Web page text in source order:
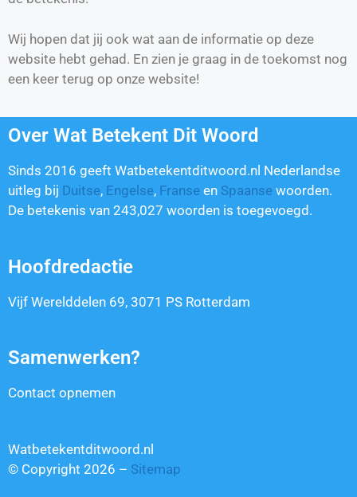
Wij hopen dat jij ook wat aan de informatie op deze
website hebt gehad. En zien je graag in de toekomst nog
een keer terug op onze website!
Over Wat Betekent Dit Woord
Sinds 2016 geeft Watbetekentditwoord.nl Nederlandse
uitleg bij Duitse, Engelse, Franse en Spaanse woorden.
De betekenis van 243,027 woorden is toegevoegd.
Hoofdredactie
Vijf Werelddelen 69, 3071 PS Rotterdam
Samenwerken?
Contact opnemen
Watbetekentditwoord.nl
© Copyright 2026 – Sitemap